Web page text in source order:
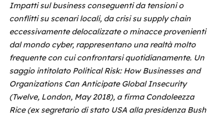
Impatti sul business conseguenti da tensioni o
conflitti su scenari locali, da crisi su supply chain
eccessivamente delocalizzate o minacce provenienti
dal mondo cyber, rappresentano una realtà molto
frequente con cui confrontarsi quotidianamente. Un
saggio intitolato Political Risk: How Businesses and
Organizations Can Anticipate Global Insecurity
(Twelve, London, May 2018), a firma Condoleezza
Rice (ex segretario di stato USA alla presidenza Bush